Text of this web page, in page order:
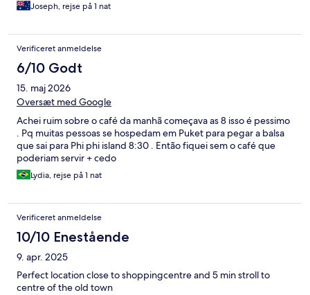
Joseph, rejse på 1 nat
Verificeret anmeldelse
6/10 Godt
15. maj 2026
Oversæt med Google
Achei ruim sobre o café da manhã começava as 8 isso é pessimo
. Pq muitas pessoas se hospedam em Puket para pegar a balsa
que sai para Phi phi island 8:30 . Então fiquei sem o café que
poderiam servir + cedo
Lydia, rejse på 1 nat
Verificeret anmeldelse
10/10 Enestående
9. apr. 2025
Perfect location close to shoppingcentre and 5 min stroll to
centre of the old town